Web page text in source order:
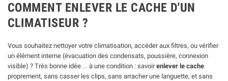
COMMENT ENLEVER LE CACHE D'UN
CLIMATISEUR ?
Vous souhaitez nettoyer votre climatisation, accéder aux filtres, ou vérifier
un élément interne (évacuation des condensats, poussière, connexion
visible) ? Très bonne idée… à une condition : savoirenlever le cache
proprement, sans casser les clips, sans arracher une languette, et sans